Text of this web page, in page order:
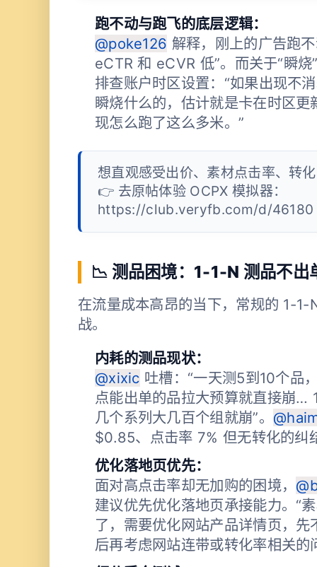
跑不动与跑飞的底层逻辑：
@poke126 解释，刚上的广告跑
eCTR 和 eCVR 低”。而关于“瞬烧
排查账户时区设置：“如果出现不
瞬烧什么的，估计就是卡在时区
现怎么跑了这么多米。”
想直观感受出价、素材点击率、转
👉 去原帖体验 OCPX 模拟器：
https://club.veryfb.com/d/46180
📉 测品困境：1-1-N 测品不出
在流量成本高昂的当下，常规的 1-1-
战。
内耗的测品现状：
@xixic 吐槽：“一天测5到10个品
点能出单的品拉大预算就直接崩…
几个系列大几百个组就崩”。
$0.85、点击率 7% 但无转化的纠
优化落地页优先：
面对高点击率却无加购的困境，
建议优先优化落地页承接能力。“
了，需要优化网站产品详情页，
后再考虑网站连带或转化率相关的